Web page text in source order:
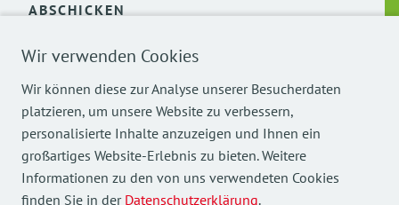
Wir verwenden Cookies
Wir können diese zur Analyse unserer Besucherdaten
platzieren, um unsere Website zu verbessern,
personalisierte Inhalte anzuzeigen und Ihnen ein
großartiges Website-Erlebnis zu bieten. Weitere
Informationen zu den von uns verwendeten Cookies
finden Sie in der Datenschutzerklärung.
ABSCHICKEN
Über die Verarbeitung meiner personenbezogenen Daten